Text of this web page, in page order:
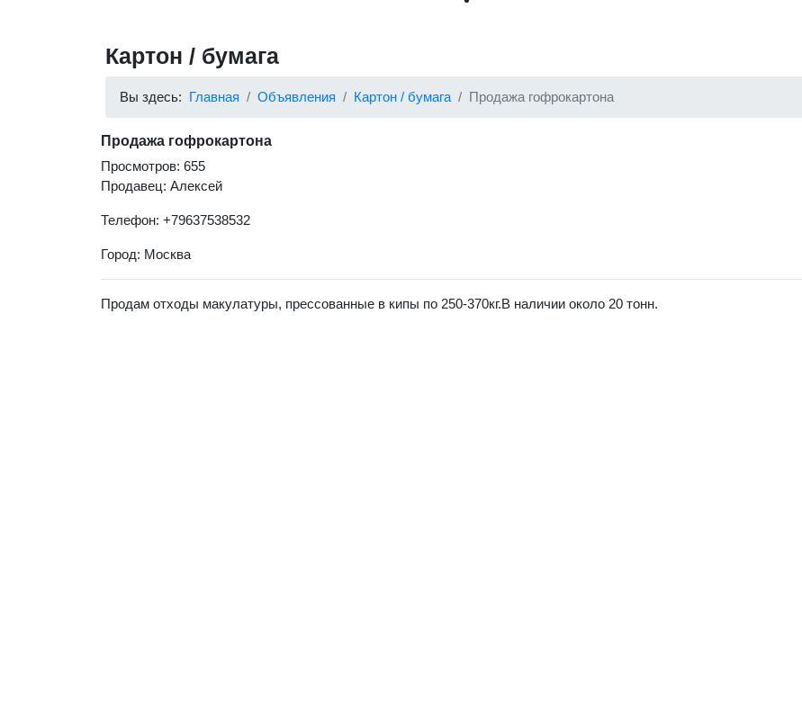
Картон / бумага
Вы здесь: Главная Объявления Картон / бумага Продажа гофрокартона
Продажа гофрокартона
Просмотров: 655
Продавец: Алексей
Телефон: +79637538532
Город: Москва
Продам отходы макулатуры, прессованные в кипы по 250-370кг.В наличии около 20 тонн.